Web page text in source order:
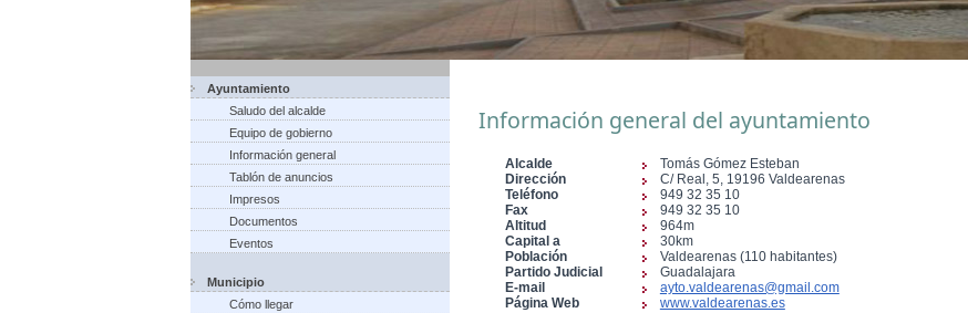
Ayuntamiento
Saludo del alcalde
Equipo de gobierno
Información general
Tablón de anuncios
Impresos
Documentos
Eventos
Municipio
Cómo llegar
Información general del ayuntamiento
Alcalde
Tomás Gómez Esteban
Dirección
C/ Real, 5, 19196 Valdearenas
Teléfono
949 32 35 10
Fax
949 32 35 10
Altitud
964m
Capital a
30km
Población
Valdearenas (110 habitantes)
Partido Judicial
Guadalajara
E-mail
ayto.valdearenas@gmail.com
Página Web
www.valdearenas.es